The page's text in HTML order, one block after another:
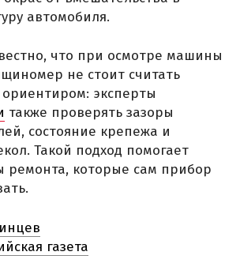
автомобиля.
что при осмотре машины
не стоит считать
эксперты
также проверять зазоры
состояние крепежа и
Такой подход помогает
ремонта, которые сам прибор
газета